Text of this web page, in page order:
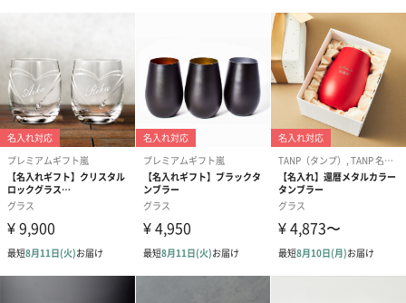
写真付きメッセージカ
ード（680円）
写真付きメッセージカ
ード（Thank you）ピ
ンク（680円）
【誕生日】
刷なし）（